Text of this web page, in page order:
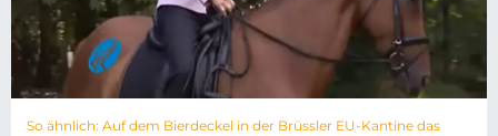
So ähnlich: Auf dem Bierdeckel in der Brüssler EU-Kantine das